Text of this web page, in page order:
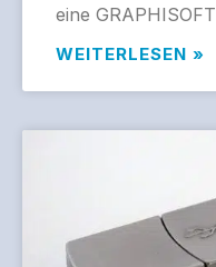
eine GRAPHISOFT
WEITERLESEN »